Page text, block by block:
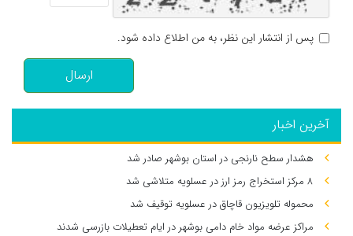
پس از انتشار این نظر، به من اطلاع داده شود.
ارسال
آخرین اخبار
هشدار سطح نارنجی در استان بوشهر صادر شد
۸ مرکز استخراج رمز ارز در عسلویه متلاشی شد
محموله تلویزیون قاچاق در عسلویه توقیف شد
مراکز عرضه مواد خام دامی بوشهر در ایام تعطیلات بازرسی شدند